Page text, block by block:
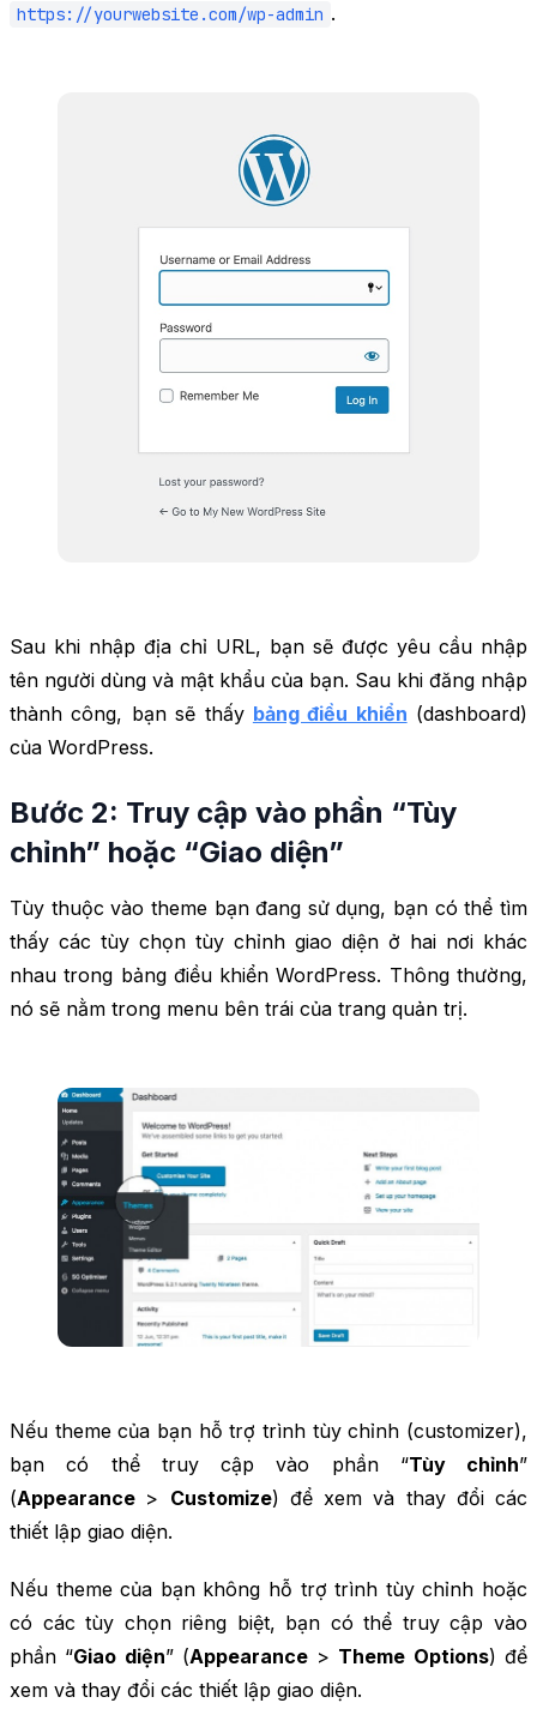
https://yourwebsite.com/wp-admin .
Sau khi nhập địa chỉ URL, bạn sẽ được yêu cầu nhập
tên người dùng và mật khẩu của bạn. Sau khi đăng nhập
thành công, bạn sẽ thấy bảng điều khiển (dashboard)
của WordPress.
Bước 2: Truy cập vào phần “Tùy
chỉnh” hoặc “Giao diện”
Tùy thuộc vào theme bạn đang sử dụng, bạn có thể tìm
thấy các tùy chọn tùy chỉnh giao diện ở hai nơi khác
nhau trong bảng điều khiển WordPress. Thông thường,
nó sẽ nằm trong menu bên trái của trang quản trị.
Nếu theme của bạn hỗ trợ trình tùy chỉnh (customizer),
bạn có thể truy cập vào phần “Tùy chỉnh”
(Appearance > Customize) để xem và thay đổi các
thiết lập giao diện.
Nếu theme của bạn không hỗ trợ trình tùy chỉnh hoặc
có các tùy chọn riêng biệt, bạn có thể truy cập vào
phần “Giao diện” (Appearance > Theme Options) để
xem và thay đổi các thiết lập giao diện.